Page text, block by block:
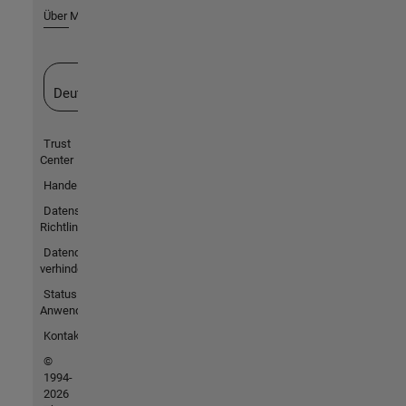
Über MathWorks
Deutschland
Trust
Center
Handelsmarken
Datenschutz-
Richtlinien
Datendiebstahl
verhindern
Status von
Anwendungen
Kontakt
©
1994-
2026